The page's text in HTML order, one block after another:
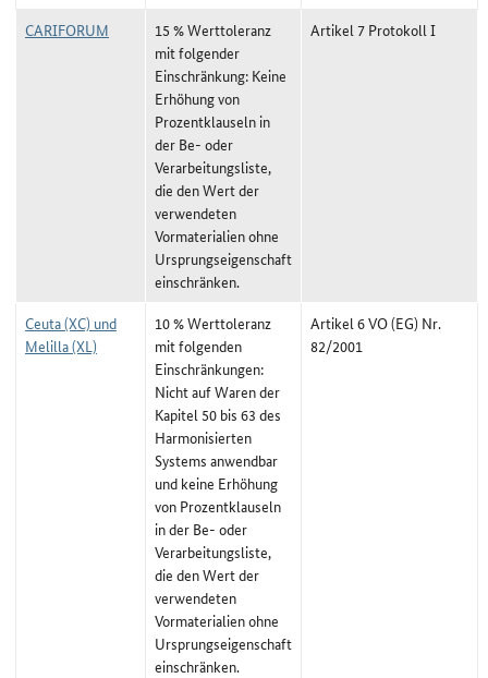
CARIFORUM
15 % Werttoleranz
mit folgender
Einschränkung: Keine
Erhöhung von
Prozentklauseln in
der Be- oder
Verarbeitungsliste,
die den Wert der
verwendeten
Vormaterialien ohne
Ursprungseigenschaft
einschränken.
Artikel 7 Protokoll I
Ceuta (XC) und
Melilla (XL)
10 % Werttoleranz
mit folgenden
Einschränkungen:
Nicht auf Waren der
Kapitel 50 bis 63 des
Harmonisierten
Systems anwendbar
und keine Erhöhung
von Prozentklauseln
in der Be- oder
Verarbeitungsliste,
die den Wert der
verwendeten
Vormaterialien ohne
Ursprungseigenschaft
einschränken.
Artikel 6 VO (EG) Nr.
82/2001